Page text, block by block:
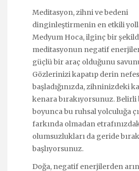
Meditasyon, zihni ve bedeni
dinginleştirmenin en etkili
Medyum Hoca, ilginç bir
meditasyonun negatif
güçlü bir araç olduğunu
Gözlerinizi kapatıp derin
başladığınızda, zihninizdeki
kenara bırakıyorsunuz. Belirli
boyunca bu ruhsal yolculuğa
farkında olmadan
olumsuzlukları da geride
başlıyorsunuz.
Doğa, negatif enerjilerden